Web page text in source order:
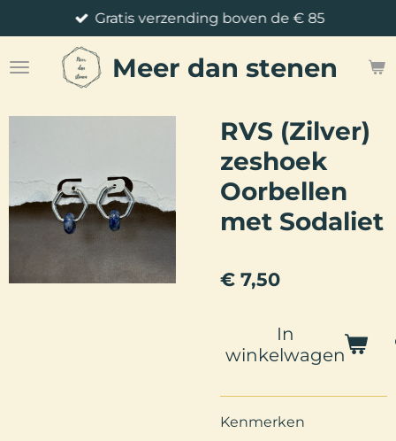
direct
naar
Meer dan stenen
Gratis verzending boven de € 85
RVS (Zilver)
zeshoek
Oorbellen
met Sodaliet
€ 7,50
In
winkelwagen
Kenmerken